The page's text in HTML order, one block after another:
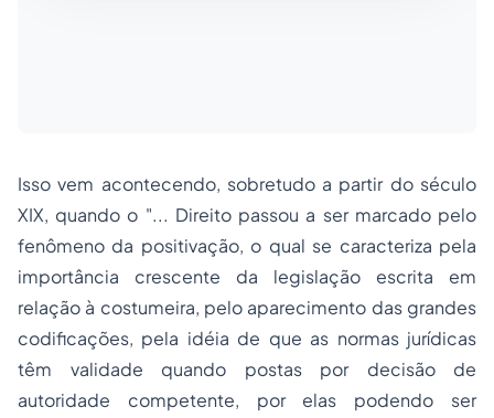
Isso vem acontecendo, sobretudo a partir do século
XIX, quando o "... Direito passou a ser marcado pelo
fenômeno da positivação, o qual se caracteriza pela
importância crescente da legislação escrita em
relação à costumeira, pelo aparecimento das grandes
codificações, pela idéia de que as normas jurídicas
têm validade quando postas por decisão de
autoridade competente, por elas podendo ser